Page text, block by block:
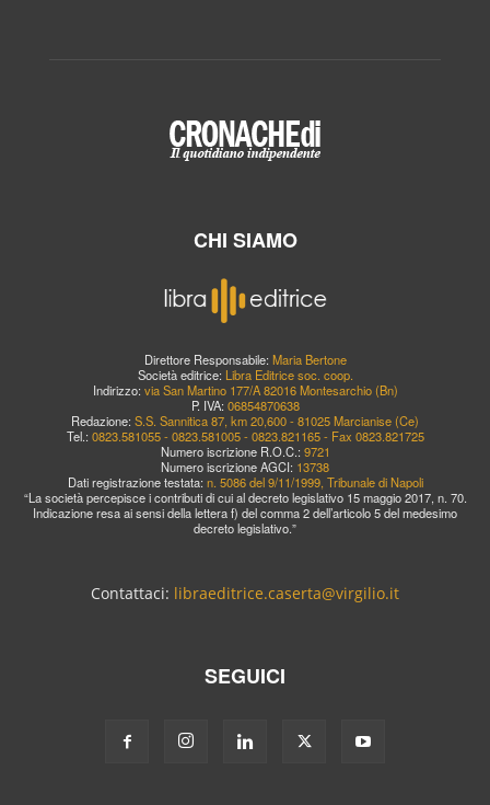
CHI SIAMO
Direttore Responsabile: Maria Bertone
Società editrice: Libra Editrice soc. coop.
Indirizzo: via San Martino 177/A 82016 Montesarchio (Bn)
P. IVA: 06854870638
Redazione: S.S. Sannitica 87, km 20,600 - 81025 Marcianise (Ce)
Tel.: 0823.581055 - 0823.581005 - 0823.821165 - Fax 0823.821725
Numero iscrizione R.O.C.: 9721
Numero iscrizione AGCI: 13738
Dati registrazione testata: n. 5086 del 9/11/1999, Tribunale di Napoli
“La società percepisce i contributi di cui al decreto legislativo 15 maggio 2017, n. 70.
Indicazione resa ai sensi della lettera f) del comma 2 dell’articolo 5 del medesimo
decreto legislativo.”
Contattaci: libraeditrice.caserta@virgilio.it
SEGUICI